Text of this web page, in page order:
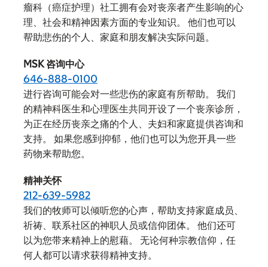
瘤科（癌症护理）社工拥有会对丧亲者产生影响的心
理、社会和精神因素方面的专业知识。 他们也可以
帮助悲伤的个人、家庭和朋友解决实际问题。
MSK 咨询中心
646-888-0100
进行咨询可能会对一些悲伤的家庭有所帮助。 我们
的精神科医生和心理医生共同开设了一个丧亲诊所，
为正在经历丧亲之痛的个人、夫妇和家庭提供咨询和
支持。 如果您感到抑郁，他们也可以为您开具一些
药物来帮助您。
精神关怀
212-639-5982
我们的牧师可以倾听您的心声，帮助支持家庭成员、
祈祷、联系社区的神职人员或信仰团体。 他们还可
以为您带来精神上的慰藉。 无论何种宗教信仰，任
何人都可以请求获得精神支持。